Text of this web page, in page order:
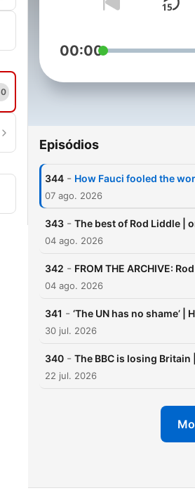
00:00
Episódios
344 - How Fauci fooled the
07 ago. 2026
343 - The best of Rod Liddle |
04 ago. 2026
342 - FROM THE ARCHIVE:
04 ago. 2026
341 - ‘The UN has no shame’ |
30 jul. 2026
340 - The BBC is losing Britain
22 jul. 2026